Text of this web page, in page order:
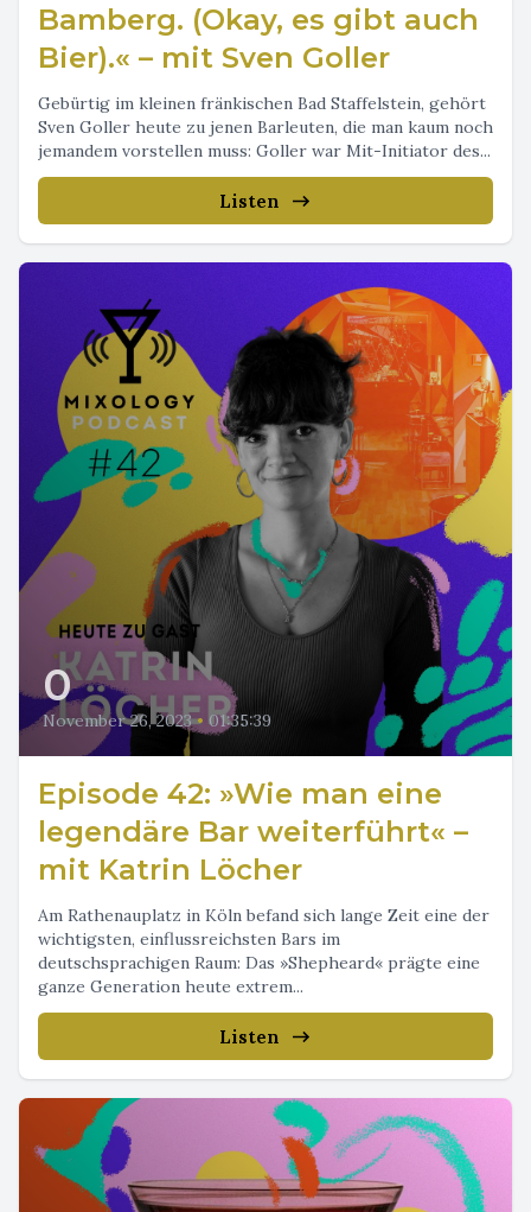
Bamberg. (Okay, es gibt auch
Bier).« – mit Sven Goller
Gebürtig im kleinen fränkischen Bad Staffelstein, gehört
Sven Goller heute zu jenen Barleuten, die man kaum noch
jemandem vorstellen muss: Goller war Mit-Initiator des...
Listen
0
November 26, 2023 • 01:35:39
Episode 42: »Wie man eine
legendäre Bar weiterführt« –
mit Katrin Löcher
Am Rathenauplatz in Köln befand sich lange Zeit eine der
wichtigsten, einflussreichsten Bars im
deutschsprachigen Raum: Das »Shepheard« prägte eine
ganze Generation heute extrem...
Listen